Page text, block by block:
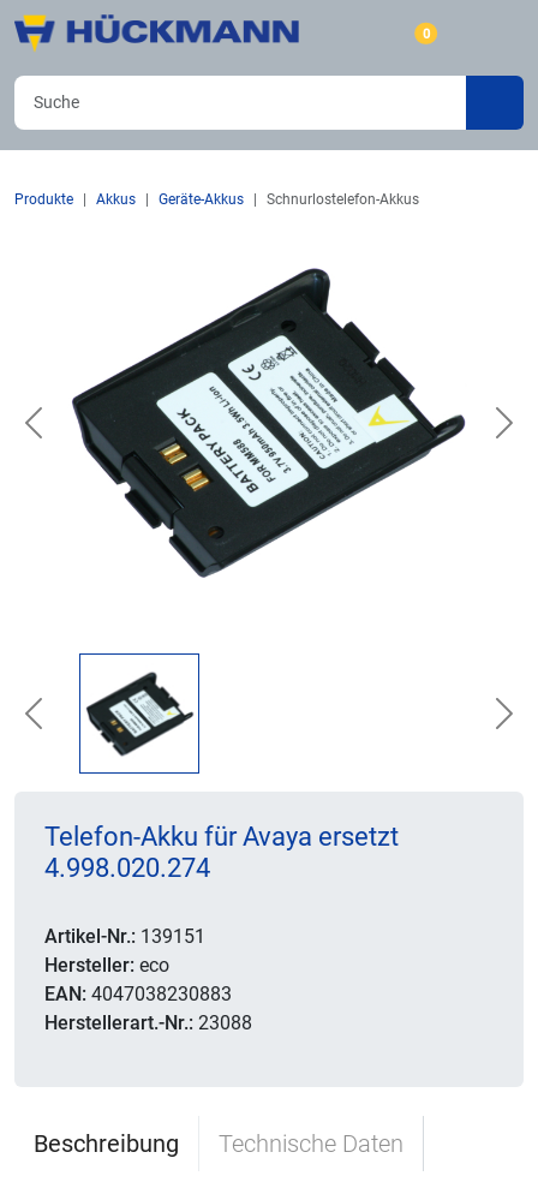
0
Produkte Akkus Geräte-Akkus Schnurlostelefon-Akkus
Previous
Previous
Telefon-Akku für Avaya ersetzt
4.998.020.274
Artikel-Nr.: 139151
Hersteller: eco
EAN: 4047038230883
Herstellerart.-Nr.: 23088
Beschreibung
Technische Daten